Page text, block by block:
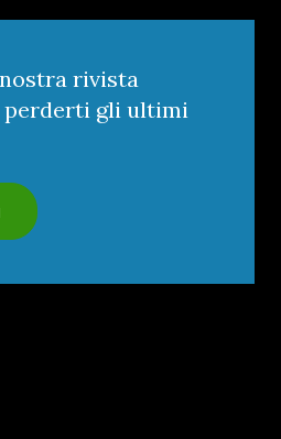
rivista
perderti gli ultimi